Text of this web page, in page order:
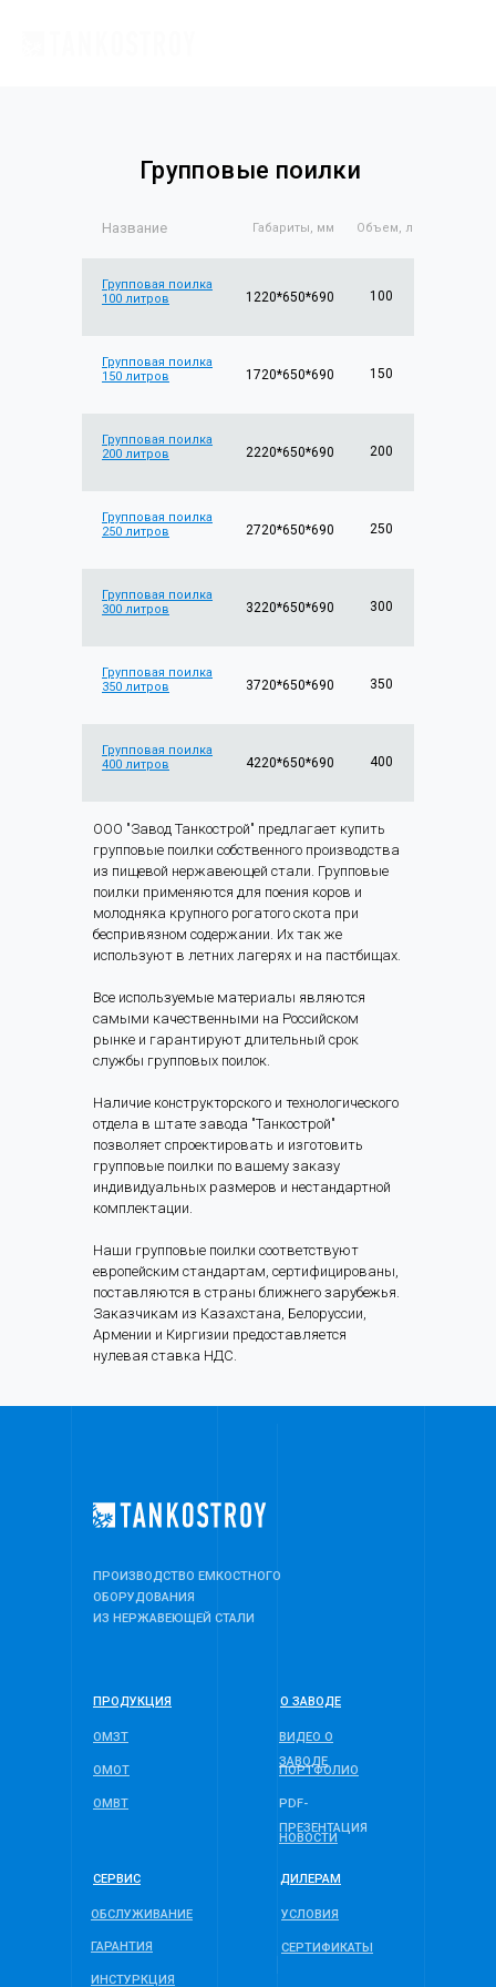
Групповые поилки
Название Габариты, мм Объем, л
ООО "Завод Танкострой" предлагает купить
групповые поилки собственного производства
из пищевой нержавеющей стали. Групповые
поилки применяются для поения коров и
молодняка крупного рогатого скота при
беспривязном содержании. Их так же
используют в летних лагерях и на пастбищах.
Все используемые материалы являются
самыми качественными на Российском
рынке и гарантируют длительный срок
службы групповых поилок.
Наличие конструкторского и технологического
отдела в штате завода "Танкострой"
позволяет спроектировать и изготовить
групповые поилки по вашему заказу
индивидуальных размеров и нестандартной
комплектации.
Наши групповые поилки соответствуют
европейским стандартам, сертифицированы,
поставляются в страны ближнего зарубежья.
Заказчикам из Казахстана, Белоруссии,
Армении и Киргизии предоставляется
нулевая ставка НДС.
1220*650*690 100
Групповая поилка
100 литров
2720*650*690 250
Групповая поилка
250 литров
2220*650*690 200
Групповая поилка
200 литров
3220*650*690 300
Групповая поилка
300 литров
3720*650*690 350
Групповая поилка
350 литров
4220*650*690 400
Групповая поилка
400 литров
Групповая поилка
150 литров
1720*650*690 150
ПРОИЗВОДСТВО ЕМКОСТНОГО
ОБОРУДОВАНИЯ
ИЗ НЕРЖАВЕЮЩЕЙ СТАЛИ
ПРОДУКЦИЯ О ЗАВОДЕ
СЕРВИС ДИЛЕРАМ
ОМЗТ
ОМОТ
ОМВТ
ВИДЕО О
ЗАВОДЕ
ПОРТФОЛИО
PDF-
ПРЕЗЕНТАЦИЯ
НОВОСТИ
ОБСЛУЖИВАНИЕ
ГАРАНТИЯ
ИНСТУРКЦИЯ
УСЛОВИЯ
СЕРТИФИКАТЫ